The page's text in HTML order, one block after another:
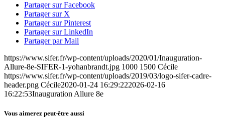
Partager sur Facebook
Partager sur X
Partager sur Pinterest
Partager sur LinkedIn
Partager par Mail
https://www.sifer.fr/wp-content/uploads/2020/01/Inauguration-
Allure-8e-SIFER-1-yohanbrandt.jpg 1000 1500 Cécile
https://www.sifer.fr/wp-content/uploads/2019/03/logo-sifer-cadre-
header.png Cécile2020-01-24 16:29:222026-02-16
16:22:53Inauguration Allure 8e
Vous aimerez peut-être aussi